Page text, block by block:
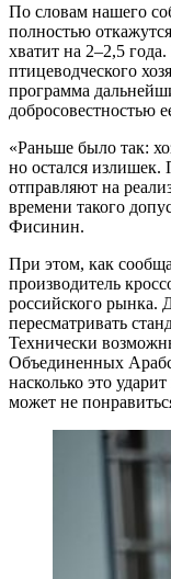
По словам нашего
полностью
хватит на 2–2,5
птицеводческо­го
программа
добросовестностью
«Раньше было так:
но остался излишек.
отправляют на
вре­мени такого
Фисинин.
При этом, как
производитель
российского рынка.
пересматривать
Технически
Объединенных
насколько это
может не